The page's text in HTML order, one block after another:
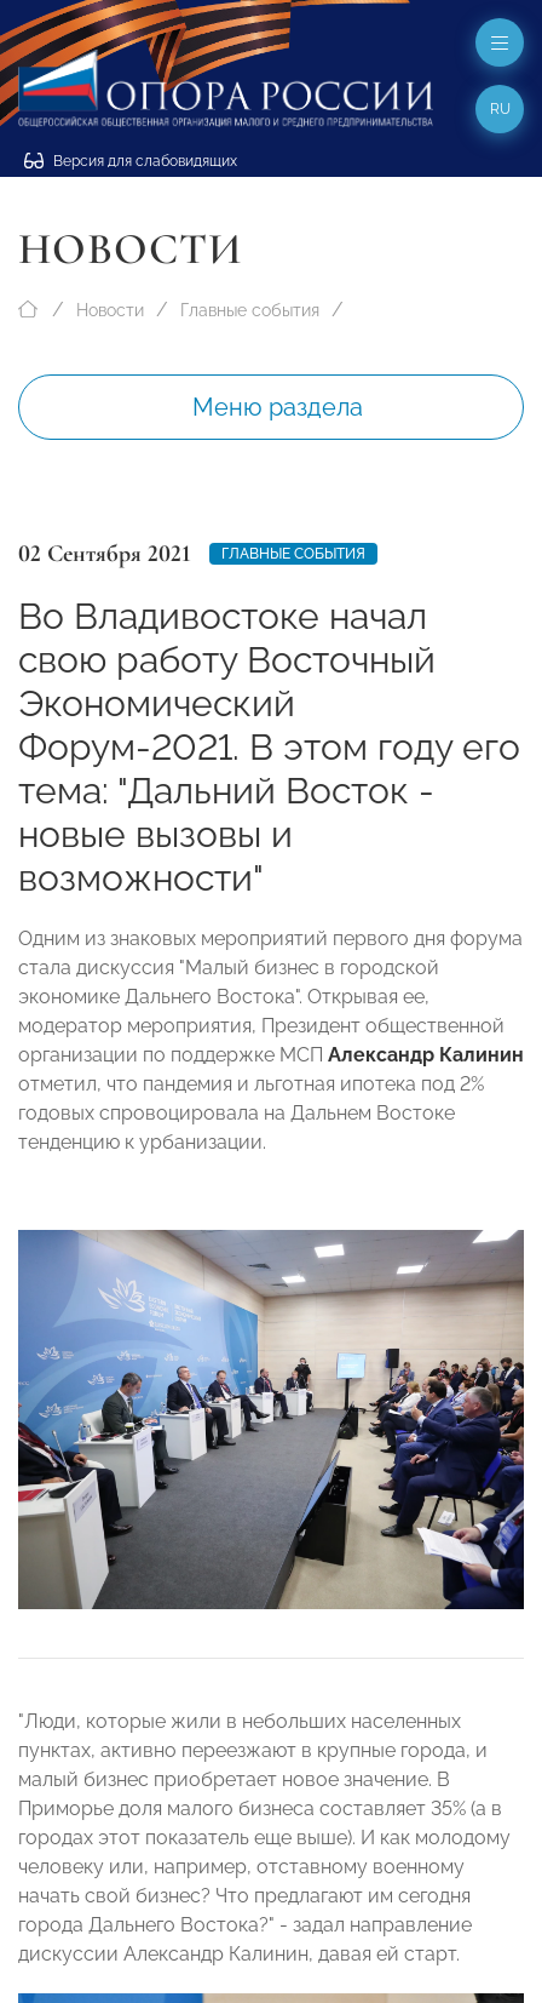
Версия для слабовидящих
RU
НОВОСТИ
Новости Главные события
Меню раздела
02 Сентября 2021 ГЛАВНЫЕ СОБЫТИЯ
Во Владивостоке начал
свою работу Восточный
Экономический
Форум-2021. В этом году его
тема: "Дальний Восток -
новые вызовы и
возможности"
Одним из знаковых мероприятий первого дня форума
стала дискуссия "Малый бизнес в городской
экономике Дальнего Востока". Открывая ее,
модератор мероприятия, Президент общественной
организации по поддержке МСП Александр Калинин
отметил, что пандемия и льготная ипотека под 2%
годовых спровоцировала на Дальнем Востоке
тенденцию к урбанизации.
"Люди, которые жили в небольших населенных
пунктах, активно переезжают в крупные города, и
малый бизнес приобретает новое значение. В
Приморье доля малого бизнеса составляет 35% (а в
городах этот показатель еще выше). И как молодому
человеку или, например, отставному военному
начать свой бизнес? Что предлагают им сегодня
города Дальнего Востока?" - задал направление
дискуссии Александр Калинин, давая ей старт.